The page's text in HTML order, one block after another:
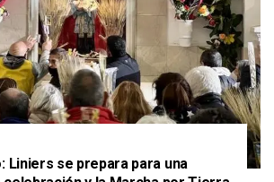
Liniers se prepara para una